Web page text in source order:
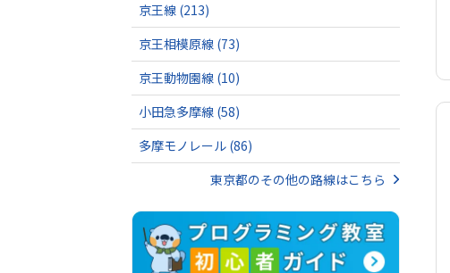
京王線 (213)
京王相模原線 (73)
京王動物園線 (10)
小田急多摩線 (58)
多摩モノレール (86)
東京都のその他の路線はこちら